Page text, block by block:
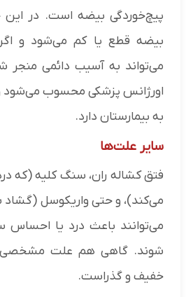
پیچ‌خوردگی بیضه است. در
بیضه قطع یا کم می‌شود و
می‌تواند به آسیب دائمی
اورژانس پزشکی محسوب می‌شود و
به بیمارستان دارد.
سایر علت‌ها
فتق کشاله ران، سنگ کلیه (که
می‌کند)، و حتی واریکوسل
می‌توانند باعث درد یا احساس
شوند. گاهی هم علت مشخصی
خفیف و گذراست.